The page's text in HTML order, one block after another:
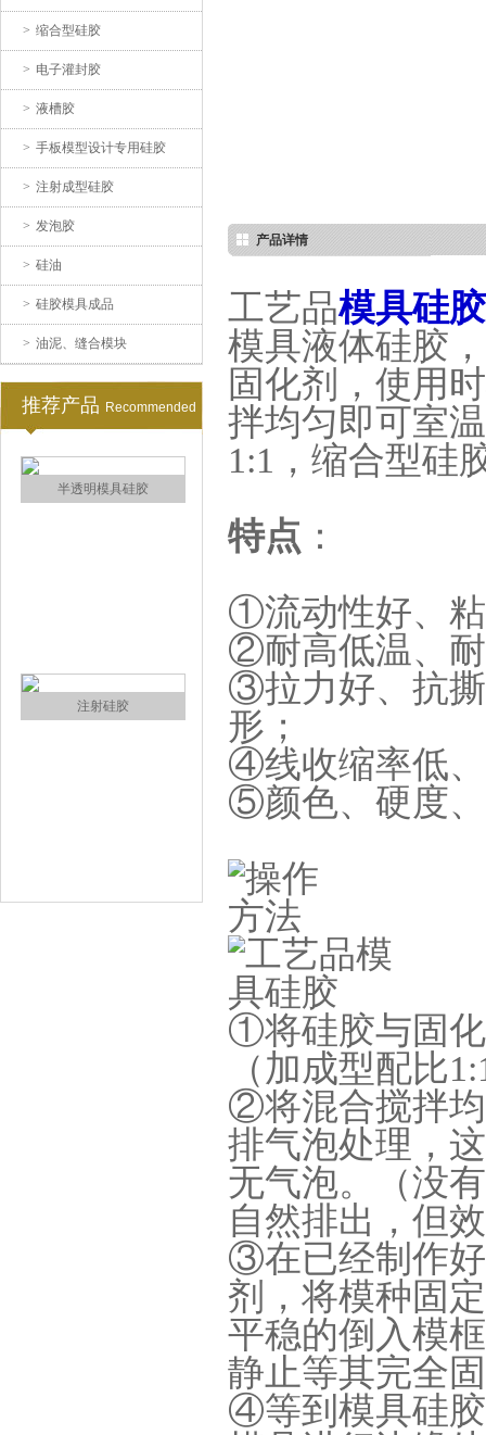
> 缩合型硅胶
> 电子灌封胶
> 液槽胶
> 手板模型设计专用硅胶
> 注射成型硅胶
> 发泡胶
> 硅油
> 硅胶模具成品
> 油泥、缝合模块
推荐产品 Recommended
眼镜鼻托专用注射硅胶
半透明模具硅胶
注射硅胶
产品详情
工艺品模具硅胶
模具液体硅胶
固化剂，使用
拌均匀即可室
1:1，缩合型硅
特点 ：
①流动性好、
②耐高低温、
③拉力好、抗
形；
④线收缩率低
⑤颜色、硬度
①将硅胶与固
（加成型配比
②将混合搅拌
排气泡处理，
无气泡。（没
自然排出，但
③在已经制作
剂，将模种固
平稳的倒入模
静止等其完全
④等到模具硅